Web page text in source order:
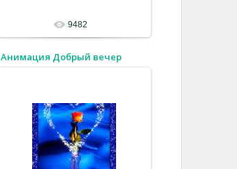
9482
Анимация Добрый вечер